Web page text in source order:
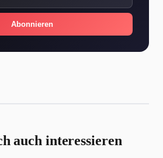
Abonnieren
auch interessieren